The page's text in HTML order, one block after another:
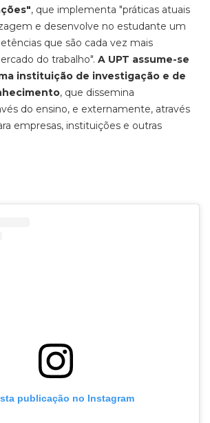
, que implementa "práticas atuais
e desenvolve no estudante um
que são cada vez mais
do trabalho". A UPT assume-se
instituição de investigação e de
, que dissemina
do ensino, e externamente, através
empresas, instituições e outras
publicação no Instagram